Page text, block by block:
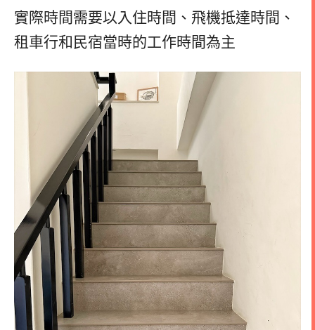
實際時間需要以入住時間、飛機抵達時間、
租車行和民宿當時的工作時間為主